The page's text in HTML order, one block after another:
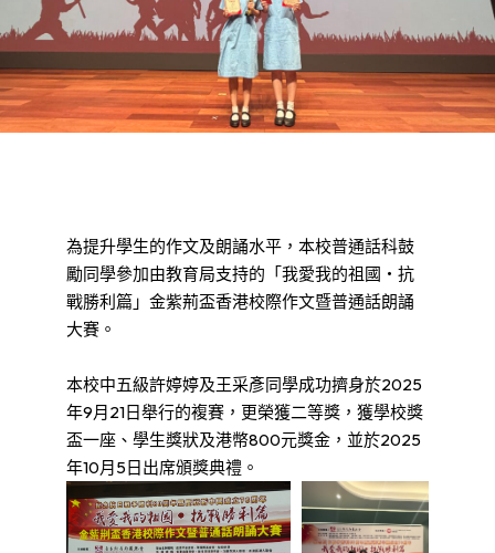
為提升學生的作文及朗誦水平，本校普通話科鼓
勵同學參加由教育局支持的「我愛我的祖國‧抗
戰勝利篇」金紫荊盃香港校際作文暨普通話朗誦
大賽。
本校中五級許婷婷及王采彥同學成功擠身於2025
年9月21日舉行的複賽，更榮獲二等獎，獲學校獎
盃一座、學生獎狀及港幣800元獎金，並於2025
年10月5日出席頒獎典禮。